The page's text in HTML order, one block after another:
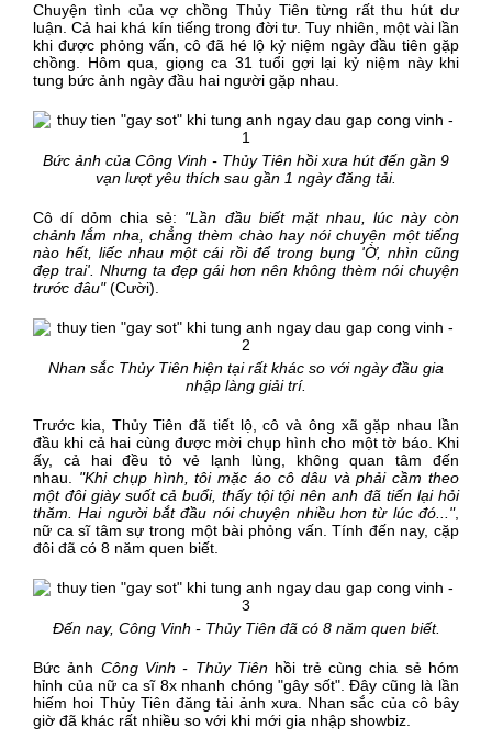
Chuyện tình của vợ chồng Thủy Tiên từng rất thu hút dư
luận. Cả hai khá kín tiếng trong đời tư. Tuy nhiên, một vài lần
khi được phỏng vấn, cô đã hé lộ kỷ niệm ngày đầu tiên gặp
chồng. Hôm qua, giọng ca 31 tuổi gợi lại kỷ niệm này khi
tung bức ảnh ngày đầu hai người gặp nhau.
Bức ảnh của Công Vinh - Thủy Tiên hồi xưa hút đến gần 9
vạn lượt yêu thích sau gần 1 ngày đăng tải.
Cô dí dỏm chia sẻ: "Lần đầu biết mặt nhau, lúc này còn
chảnh lắm nha, chẳng thèm chào hay nói chuyện một tiếng
nào hết, liếc nhau một cái rồi để trong bụng 'Ờ, nhìn cũng
đẹp trai'. Nhưng ta đẹp gái hơn nên không thèm nói chuyện
trước đâu"(Cười).
Nhan sắc Thủy Tiên hiện tại rất khác so với ngày đầu gia
nhập làng giải trí.
Trước kia, Thủy Tiên đã tiết lộ, cô và ông xã gặp nhau lần
đầu khi cả hai cùng được mời chụp hình cho một tờ báo. Khi
ấy, cả hai đều tỏ vẻ lạnh lùng, không quan tâm đến
nhau. "Khi chụp hình, tôi mặc áo cô dâu và phải cầm theo
một đôi giày suốt cả buổi, thấy tội tội nên anh đã tiến lại hỏi
thăm. Hai người bắt đầu nói chuyện nhiều hơn từ lúc đó...",
nữ ca sĩ tâm sự trong một bài phỏng vấn. Tính đến nay, cặp
đôi đã có 8 năm quen biết.
Đến nay, Công Vinh - Thủy Tiên đã có 8 năm quen biết.
Bức ảnh Công Vinh - Thủy Tiên hồi trẻ cùng chia sẻ hóm
hỉnh của nữ ca sĩ 8x nhanh chóng "gây sốt". Đây cũng là lần
hiếm hoi Thủy Tiên đăng tải ảnh xưa. Nhan sắc của cô bây
giờ đã khác rất nhiều so với khi mới gia nhập showbiz.